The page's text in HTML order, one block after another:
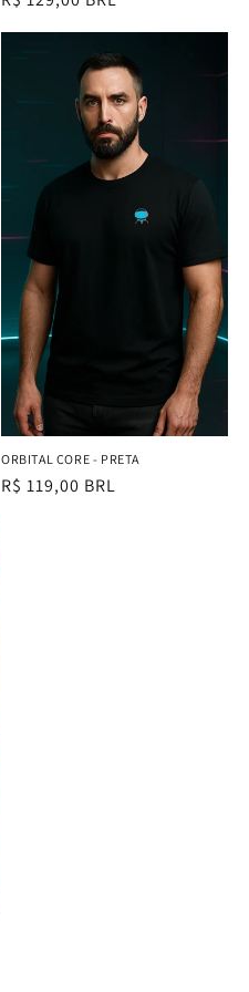
ORBITAL CORE - PRETA
Preço
R$ 119,00 BRL